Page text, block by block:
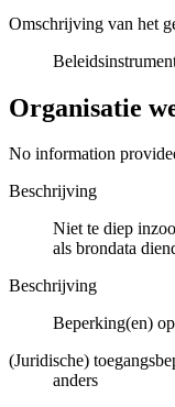
Omschrijving van het
Organisatie
No information
Beschrijving
Niet te diep
als brondata
Beschrijving
Beperking(en)
(Juridische)
anders